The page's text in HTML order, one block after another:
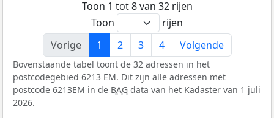
Toon 1 tot 8 van 32 rijen
Toon
rijen
Vorige
1 2 3 4 Volgende
Bovenstaande tabel toont de 32 adressen in het
postcodegebied 6213 EM. Dit zijn alle adressen met
postcode 6213EM in de BAG data van het Kadaster van 1 juli
2026.